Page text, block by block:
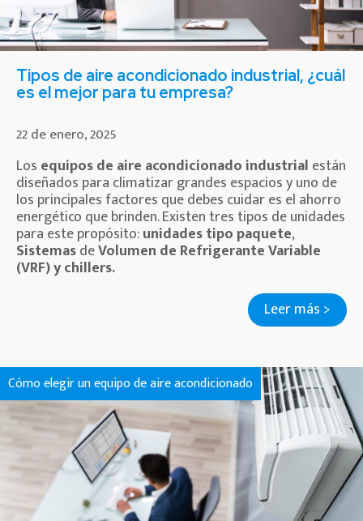
Tipos de aire acondicionado industrial, ¿cuál
es el mejor para tu empresa?
22 de enero, 2025
Los equipos de aire acondicionado industrial están
diseñados para climatizar grandes espacios y uno de
los principales factores que debes cuidar es el ahorro
energético que brinden. Existen tres tipos de unidades
para este propósito:unidades tipo paquete,
SistemasdeVolumen de Refrigerante Variable
(VRF) y chillers.
Leer más >
Cómo elegir un equipo de aire acondicionado